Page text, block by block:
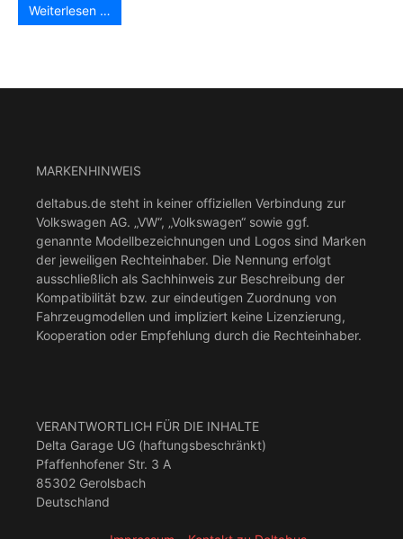
Weiterlesen …
MARKENHINWEIS
deltabus.de steht in keiner offiziellen Verbindung zur
Volkswagen AG. „VW“, „Volkswagen“ sowie ggf.
genannte Modellbezeichnungen und Logos sind Marken
der jeweiligen Rechteinhaber. Die Nennung erfolgt
ausschließlich als Sachhinweis zur Beschreibung der
Kompatibilität bzw. zur eindeutigen Zuordnung von
Fahrzeugmodellen und impliziert keine Lizenzierung,
Kooperation oder Empfehlung durch die Rechteinhaber.
VERANTWORTLICH FÜR DIE INHALTE
Delta Garage UG (haftungsbeschränkt)
Pfaffenhofener Str. 3 A
85302 Gerolsbach
Deutschland